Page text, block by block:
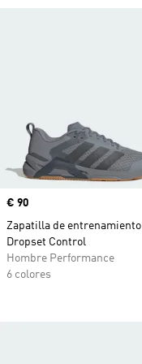
Precio
€ 90
Zapatilla de entrenamiento
Dropset Control
Hombre Performance
6 colores